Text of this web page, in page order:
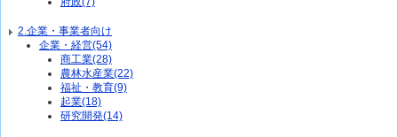
2.企業・事業者向け
企業・経営(54)
商工業(28)
農林水産業(22)
福祉・教育(9)
起業(18)
研究開発(14)